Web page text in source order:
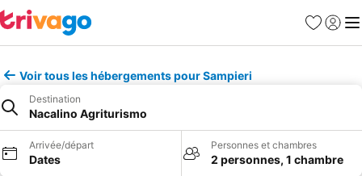
Favoris
Se
Voir tous les hébergements pour Sampieri
Destination
Nacalino Agriturismo
Arrivée/départ
Dates
Personnes et chambres
2 personnes, 1 chambre